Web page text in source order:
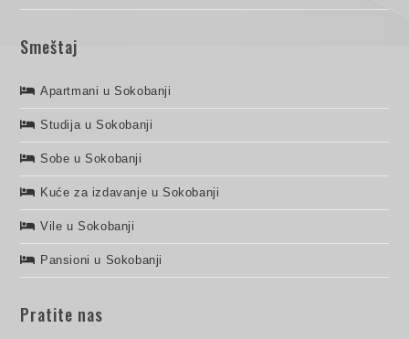
Smeštaj
Apartmani u Sokobanji
Studija u Sokobanji
Sobe u Sokobanji
Kuće za izdavanje u Sokobanji
Vile u Sokobanji
Pansioni u Sokobanji
Pratite nas